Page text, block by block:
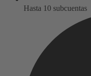
Hasta 10 subcuentas